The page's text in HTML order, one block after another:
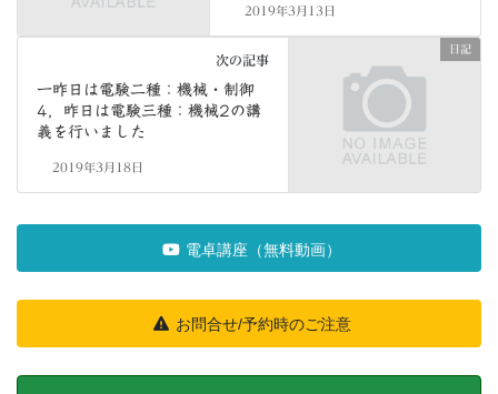
2019年3月13日
日記
次の記事
一昨日は電験二種：機械・制御
4，昨日は電験三種：機械2の講
義を行いました
2019年3月18日
電卓講座（無料動画）
お問合せ/予約時のご注意